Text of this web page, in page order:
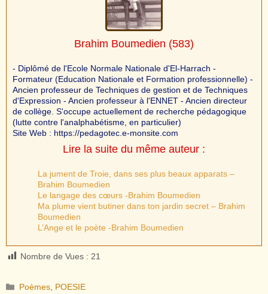
Brahim Boumedien (583)
- Diplômé de l'Ecole Normale Nationale d'El-Harrach -
Formateur (Education Nationale et Formation professionnelle) -
Ancien professeur de Techniques de gestion et de Techniques
d'Expression - Ancien professeur à l'ENNET - Ancien directeur
de collège. S'occupe actuellement de recherche pédagogique
(lutte contre l'analphabétisme, en particulier)
Site Web : https://pedagotec.e-monsite.com
Lire la suite du même auteur :
La jument de Troie, dans ses plus beaux apparats –
Brahim Boumedien
Le langage des cœurs -Brahim Boumedien
Ma plume vient butiner dans ton jardin secret – Brahim
Boumedien
L’Ange et le poète -Brahim Boumedien
Nombre de Vues : 21
Catégories
Poèmes POESIE